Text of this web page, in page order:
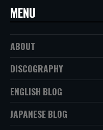
MENU
ABOUT
DISCOGRAPHY
ENGLISH BLOG
JAPANESE BLOG